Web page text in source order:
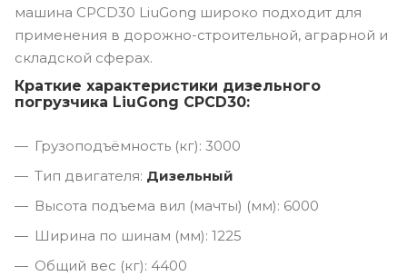
машина CPCD30 LiuGong широко подходит для
применения в дорожно-строительной, аграрной и
складской сферах.
Краткие характеристики дизельного
погрузчика LiuGong CPCD30:
Грузоподъёмность (кг): 3000
Тип двигателя: Дизельный
Высота подъема вил (мачты) (мм): 6000
Ширина по шинам (мм): 1225
Общий вес (кг): 4400